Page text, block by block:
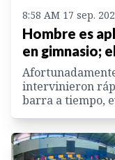
8:58 AM 17 sep.
Hombre es
en gimnasio;
intervinieron
barra a tiempo,